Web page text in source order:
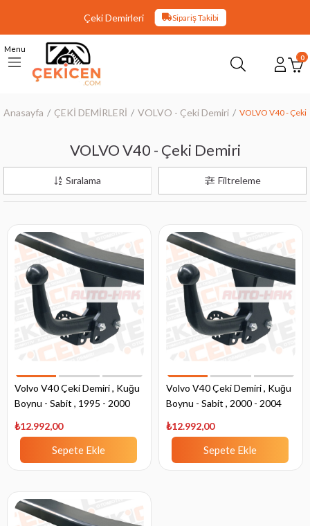
Çeki Demirleri Sipariş Takibi
Menu
0
Anasayfa ÇEKİ DEMİRLERİ VOLVO - Çeki Demiri VOLVO V40 - Çeki
VOLVO V40 - Çeki Demiri
Filtreleme
Sıralama
Volvo V40 Çeki Demiri , Kuğu
Boynu - Sabit , 1995 - 2000
₺12.992,00
Sepete Ekle
Volvo V40 Çeki Demiri , Kuğu
Boynu - Sabit , 2000 - 2004
₺12.992,00
Sepete Ekle